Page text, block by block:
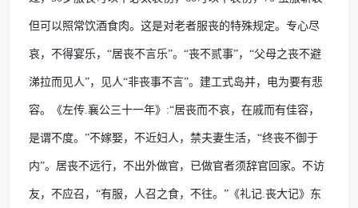
但可以照常饮酒食肉。这是对老者服丧的特殊规定。专心尽
哀，不得宴乐，“居丧不言乐”。“丧不贰事”，“父母之丧不避
涕拉而见人”，见人“非丧事不言”。建工式岛并，电为要有悲
容。《左传 襄公三十一年》 :“居丧而不哀，在戚而有佳容，
是谓不度。”不嫁娶，不近妇人，禁夫妻生活，“终丧不御于
内”。居丧不远行，不出外做官，已做官者须辞官回家。不访
友，不应召，“有服，人召之食，不往。”《礼记 丧大记》东